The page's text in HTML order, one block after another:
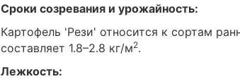
Сроки созревания и урожайность:
Картофель 'Рези' относится к сортам
составляет 1.8–2.8 кг/м2.
Лежкость: